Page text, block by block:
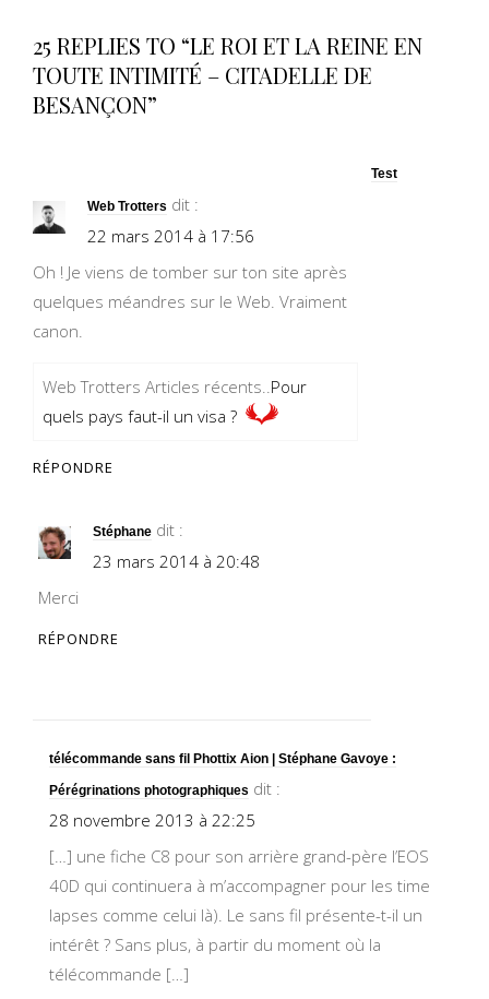
25 REPLIES TO “LE ROI ET LA REINE EN
TOUTE INTIMITÉ – CITADELLE DE
BESANÇON”
Web Trotters dit :
22 mars 2014 à 17:56
Oh ! Je viens de tomber sur ton site après
quelques méandres sur le Web. Vraiment
canon.
Web Trotters Articles récents..Pour
quels pays faut-il un visa ?
RÉPONDRE
Stéphane dit :
23 mars 2014 à 20:48
Merci
RÉPONDRE
Test
télécommande sans fil Phottix Aion | Stéphane Gavoye :
Pérégrinations photographiques dit :
28 novembre 2013 à 22:25
[…] une fiche C8 pour son arrière grand-père l’EOS
40D qui continuera à m’accompagner pour les time
lapses comme celui là). Le sans fil présente-t-il un
intérêt ? Sans plus, à partir du moment où la
télécommande […]